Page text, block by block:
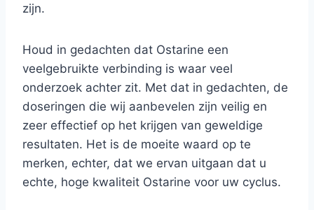
zijn.
Houd in gedachten dat Ostarine een
veelgebruikte verbinding is waar veel
onderzoek achter zit. Met dat in gedachten, de
doseringen die wij aanbevelen zijn veilig en
zeer effectief op het krijgen van geweldige
resultaten. Het is de moeite waard op te
merken, echter, dat we ervan uitgaan dat u
echte, hoge kwaliteit Ostarine voor uw cyclus.